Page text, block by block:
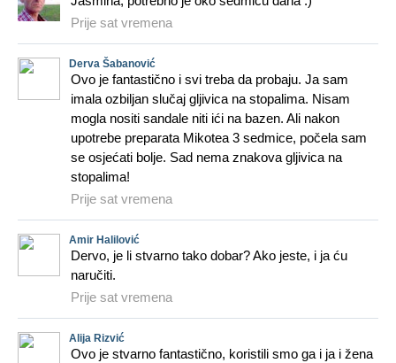
Prije sat vremena
Derva Šabanović
Ovo je fantastično i svi treba da probaju. Ja sam
imala ozbiljan slučaj gljivica na stopalima. Nisam
mogla nositi sandale niti ići na bazen. Ali nakon
upotrebe preparata Mikotea 3 sedmice, počela sam
se osjećati bolje. Sad nema znakova gljivica na
stopalima!
Prije sat vremena
Amir Halilović
Dervo, je li stvarno tako dobar? Ako jeste, i ja ću
naručiti.
Prije sat vremena
Alija Rizvić
Ovo je stvarno fantastično, koristili smo ga i ja i žena